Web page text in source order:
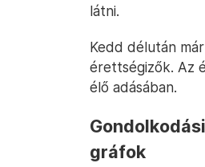
látni.
Kedd délután
érettségizők. Az
élő adásában.
gráfok